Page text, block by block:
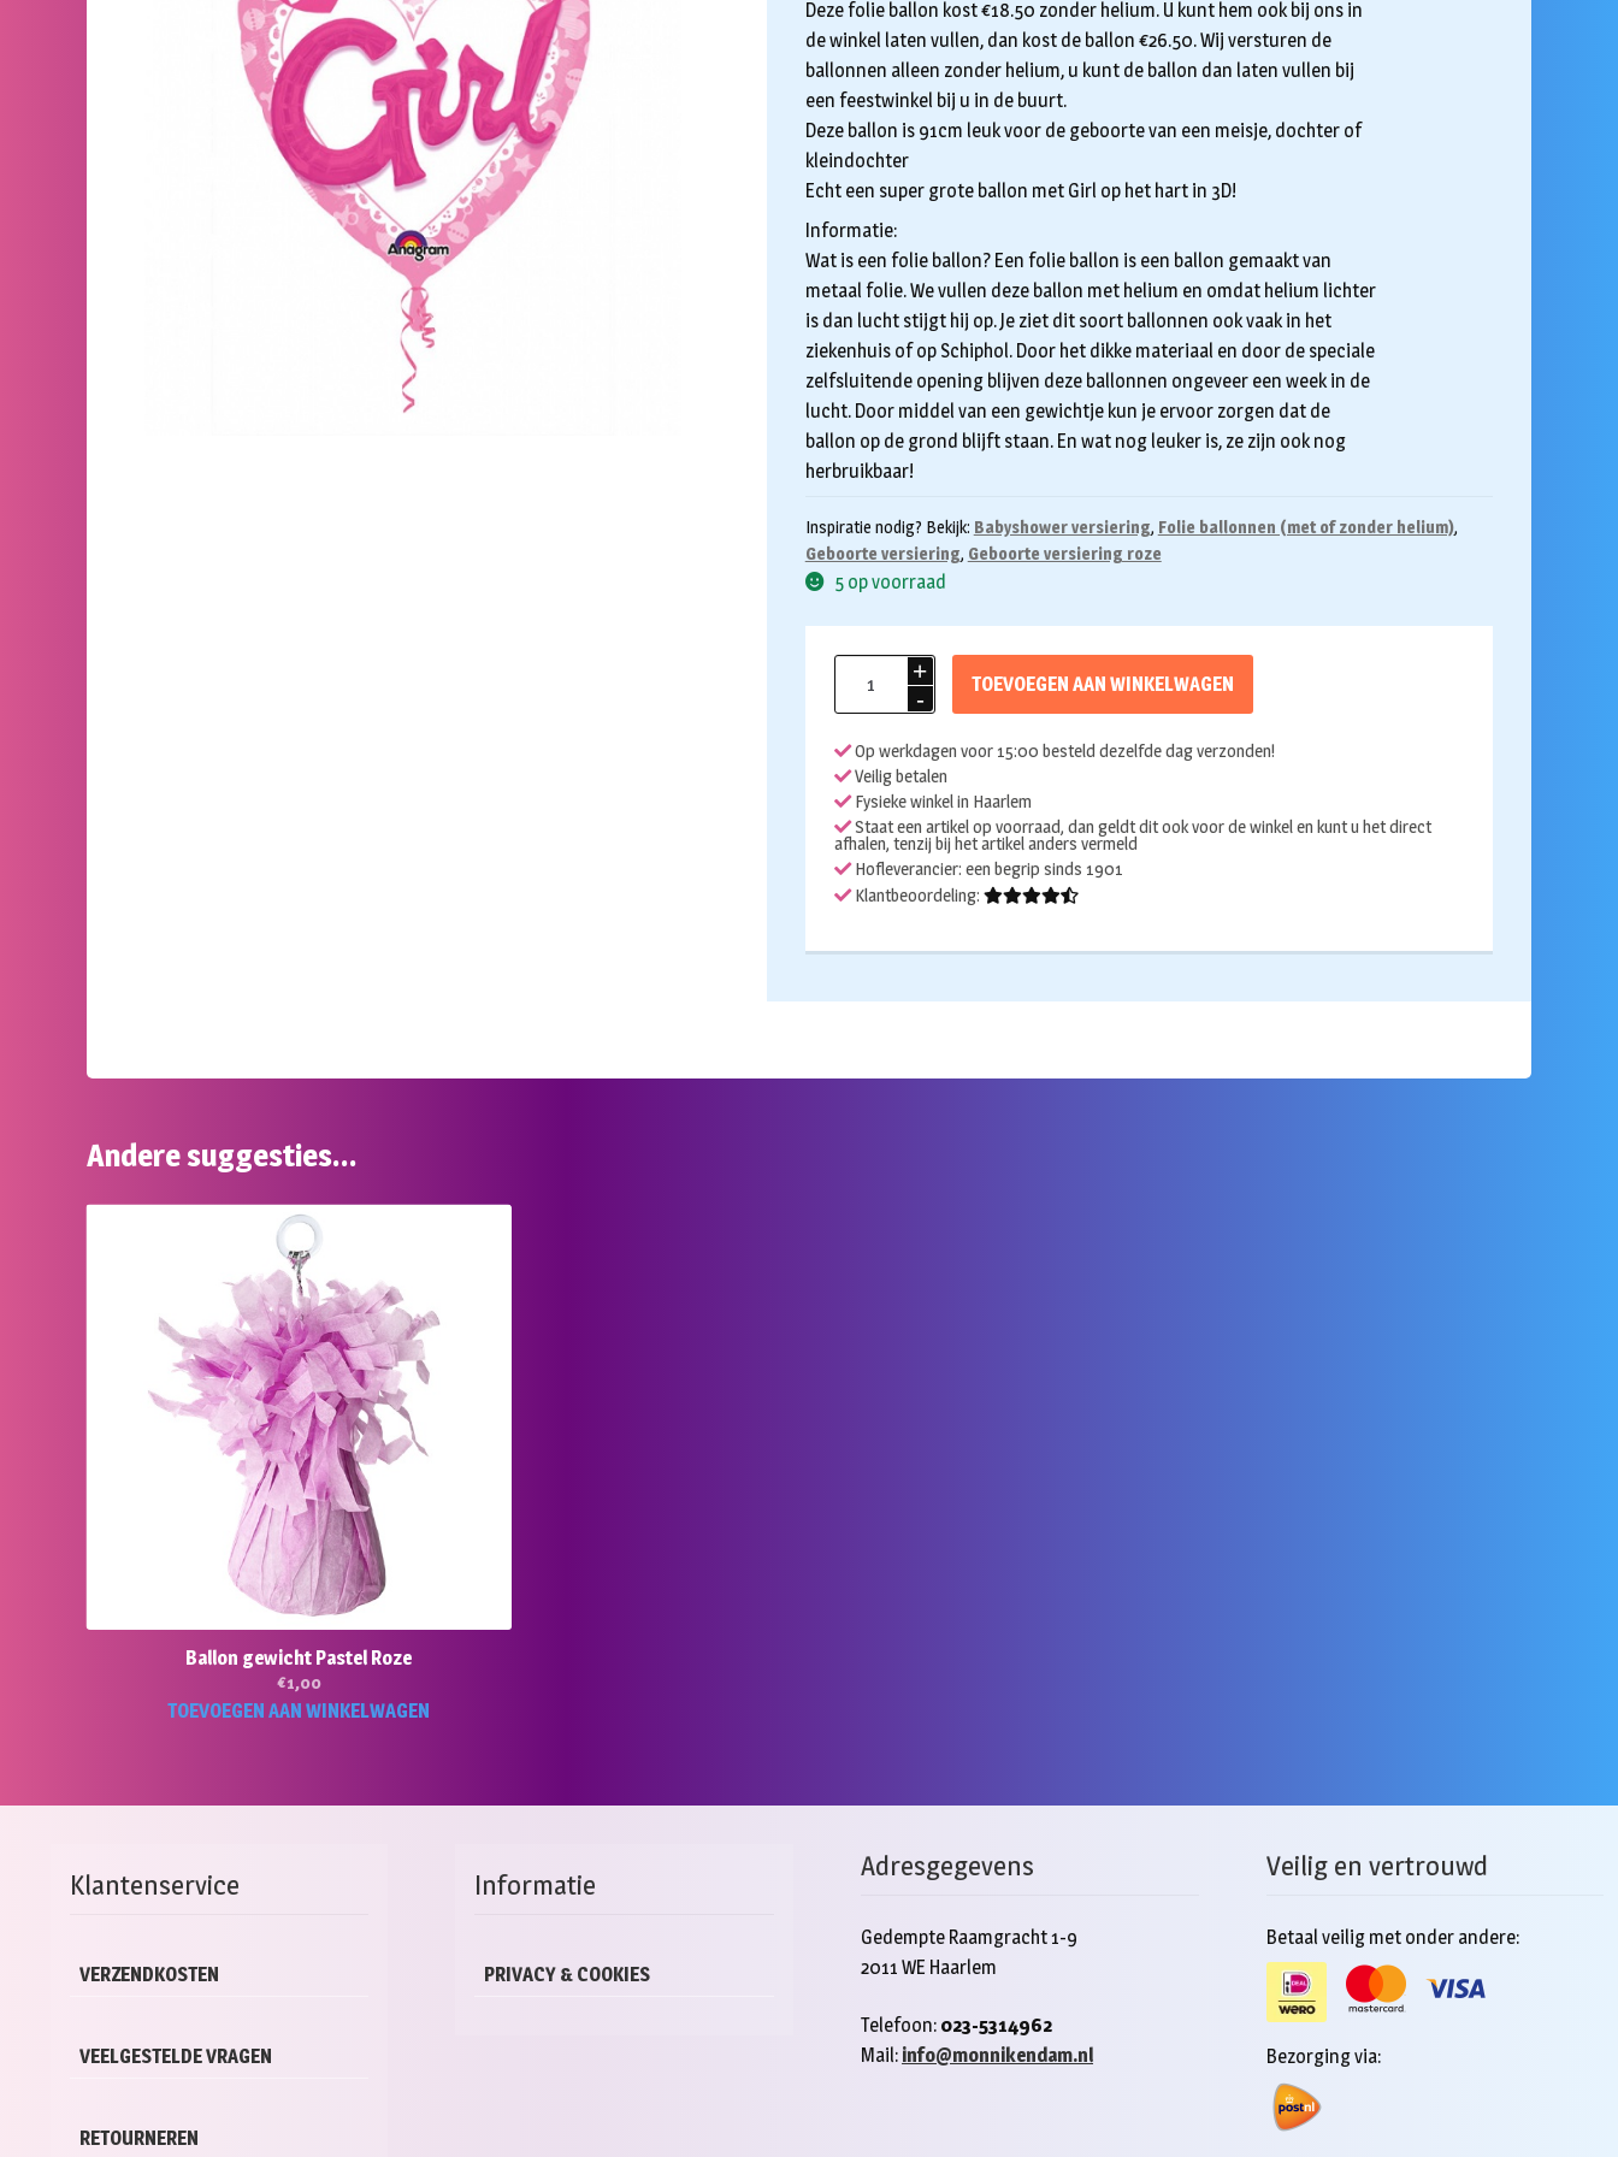
Deze folie ballon kost €18.50 zonder helium. U kunt hem ook bij ons in
de winkel laten vullen, dan kost de ballon €26.50. Wij versturen de
ballonnen alleen zonder helium, u kunt de ballon dan laten vullen bij
een feestwinkel bij u in de buurt.
Deze ballon is 91cm leuk voor de geboorte van een meisje, dochter of
kleindochter
Echt een super grote ballon met Girl op het hart in 3D!
Informatie:
Wat is een folie ballon? Een folie ballon is een ballon gemaakt van
metaal folie. We vullen deze ballon met helium en omdat helium lichter
is dan lucht stijgt hij op. Je ziet dit soort ballonnen ook vaak in het
ziekenhuis of op Schiphol. Door het dikke materiaal en door de speciale
zelfsluitende opening blijven deze ballonnen ongeveer een week in de
lucht. Door middel van een gewichtje kun je ervoor zorgen dat de
ballon op de grond blijft staan. En wat nog leuker is, ze zijn ook nog
herbruikbaar!
Inspiratie nodig? Bekijk: Babyshower versiering, Folie ballonnen (met of zonder helium),
Geboorte versiering, Geboorte versiering roze
5 op voorraad
Folieballon
baby
3D
aantal
TOEVOEGEN AAN WINKELWAGEN
Op werkdagen voor 15:00 besteld dezelfde dag verzonden!
Veilig betalen
Fysieke winkel in Haarlem
Staat een artikel op voorraad, dan geldt dit ook voor de winkel en kunt u het direct
afhalen, tenzij bij het artikel anders vermeld
Hofleverancier: een begrip sinds 1901
Klantbeoordeling:
Andere suggesties…
Ballon gewicht Pastel Roze
€1,00
TOEVOEGEN AAN WINKELWAGEN
Klantenservice
VERZENDKOSTEN
VEELGESTELDE VRAGEN
RETOURNEREN
Informatie
PRIVACY & COOKIES
Adresgegevens
Gedempte Raamgracht 1-9
2011 WE Haarlem
Telefoon: 023-5314962
Mail: info@monnikendam.nl
Veilig en vertrouwd
Betaal veilig met onder andere:
Bezorging via: